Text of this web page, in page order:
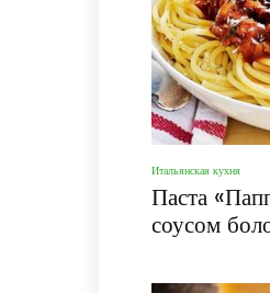
Итальянская кухня
Паста
соусом